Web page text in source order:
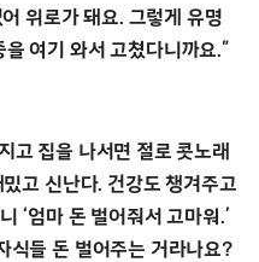
위로가 돼요. 그렇게 유명
여기 와서 고쳤다니까요.”
고 집을 나서면 절로 콧노래
고 신난다. 건강도 챙겨주고
‘엄마 돈 벌어줘서 고마워.’
식들 돈 벌어주는 거라나요?